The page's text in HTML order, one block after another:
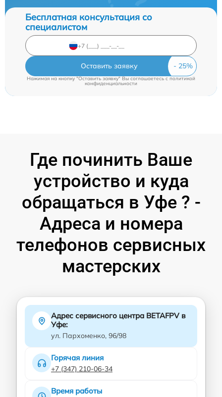
Бесплатная консультация со
специалистом
Оставить заявку
Нажимая на кнопку "Оставить заявку" Вы соглашаетесь c политикой
конфиденциальности
Где починить Ваше
устройство и куда
обращаться в Уфе ? -
Адреса и номера
телефонов сервисных
мастерских
Адрес сервисного центра BETAFPV в
Уфе:
ул. Пархоменко, 96/98
Горячая линия
+7 (347) 210-06-34
Время работы